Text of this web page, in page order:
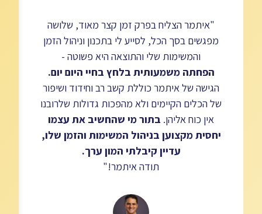
"איתמר הצליח בפרק זמן קצר מאוד, שלושה
מפגשים בסך הכל, לסייע לי בתכנון וניהול הזמן
והמשימות שלי והתוצאה היא פשוטה -
הפחתה משמעותית בלחץ בחיי היום יום.
הגישה של איתמר כוללת קשב רב וחידוד ושיפור
של הכלים הקיימים ולא מהפכות גדולות שלרובנו
אין כוח אליהן. בתור מי שהחשיב את עצמו
יחסית מקצוען בניהול המשימות והזמן שלו,
עדיין קיבלתי המון ערך.
תודה איתמר!"